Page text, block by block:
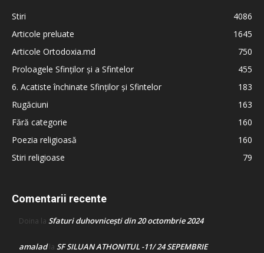
Stiri
4086
Articole preluate
1645
Articole Ortodoxia.md
750
Proloagele Sfinților și a Sfintelor
455
6. Acatiste închinate Sfinților și Sfintelor
183
Rugăciuni
163
Fără categorie
160
Poezia religioasă
160
Stiri religioase
79
Comentarii recente
Doina la Sfaturi duhovnicești din 20 octombrie 2024
amaladla SF SILUAN ATHONITUL -11/ 24 SEPEMBRIE